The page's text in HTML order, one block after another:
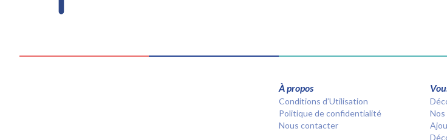
À propos
Conditions d’Utilisation
Politique de confidentialité
Nous contacter